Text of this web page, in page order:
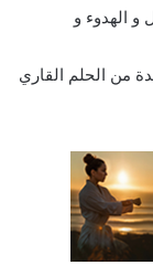
و الهدوء و
من الحلم القاري